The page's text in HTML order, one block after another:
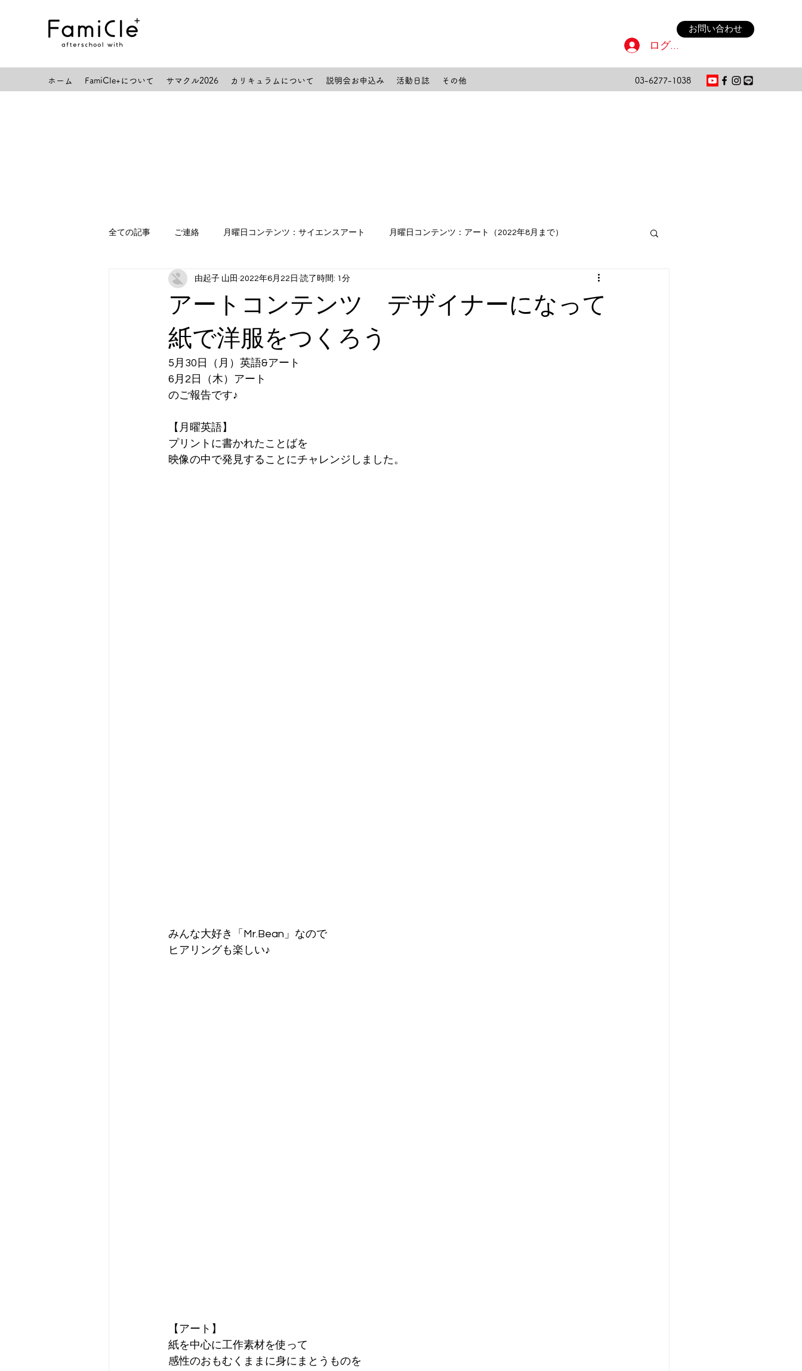
お問い合わせ
ホーム FamiCle+について サマクル2026 カリキュラムについて 説明会お申込み 活動日誌 その他 03-6277-1038
ログイン
全ての記事 ご連絡 月曜日コンテンツ：サイエンスアート 月曜日コンテンツ：アート（2022年8月まで）
月曜日コンテンツ：スポーツ（2021月6月末まで） 火曜日コンテンツ：英語① 水曜日コンテンツ：プログラミング etc
木曜日コンテンツ：アート 金曜日コンテンツ：英語②
アートコンテンツ デザイナーになって
紙で洋服をつくろう
由起子 山田 2022年6月22日 読了時間: 1分
5月30日（月）英語&アート
6月2日（木）アート
のご報告です♪
【月曜英語】
プリントに書かれたことばを
映像の中で発見することにチャレンジしました。
みんな大好き「Mr.Bean」なので
ヒアリングも楽しい♪
【アート】
紙を中心に工作素材を使って
感性のおもむくままに身にまとうものを